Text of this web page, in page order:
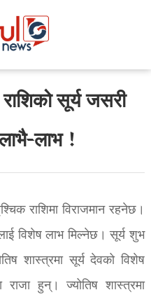
सूर्य जसरी
लाभ !
राशिमा विराजमान रहनेछ।
विशेष लाभ मिल्नेछ। सूर्य शुभ
शास्त्रमा सूर्य देवको विशेष
हुन्। ज्योतिष शास्त्रमा